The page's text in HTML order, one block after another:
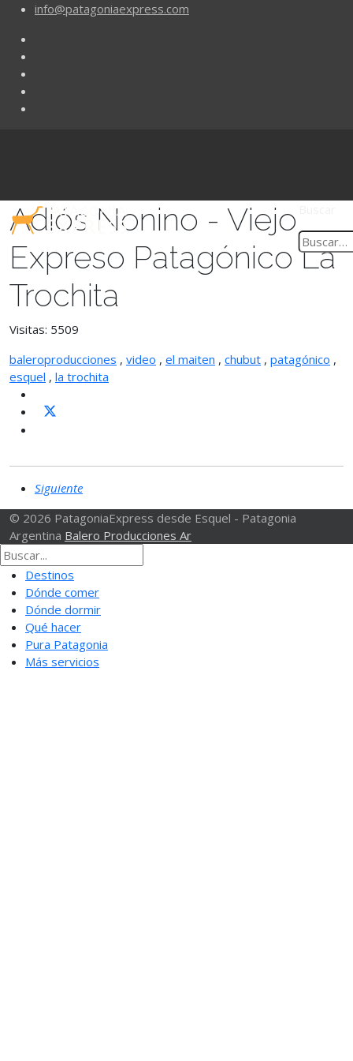
info@patagoniaexpress.com
Adiós Nonino - Viejo
Expreso Patagónico La
Trochita
Visitas: 5509
baleroproducciones , video , el maiten , chubut , patagónico ,
esquel , la trochita
Siguiente
© 2026 PatagoniaExpress desde Esquel - Patagonia
Argentina Balero Producciones Ar
Destinos
Dónde comer
Dónde dormir
Qué hacer
Pura Patagonia
Más servicios